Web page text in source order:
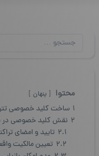
جستجو
محتوا پنهان
1 ساخت کلید خصوصی
2 نقش کلید خصوصی در
2.1 تایید و امضای
2.2 تعیین مالکیت